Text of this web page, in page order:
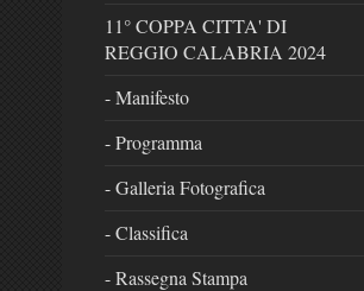
11° COPPA CITTA' DI
REGGIO CALABRIA 2024
- Manifesto
- Programma
- Galleria Fotografica
- Classifica
- Rassegna Stampa